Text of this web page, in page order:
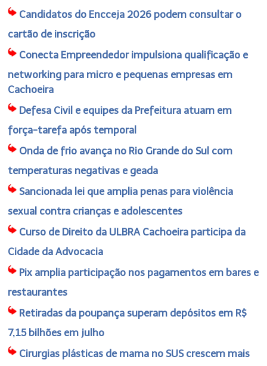
Candidatos do Encceja 2026 podem consultar o
cartão de inscrição
Conecta Empreendedor impulsiona qualificação e
networking para micro e pequenas empresas em
Cachoeira
Defesa Civil e equipes da Prefeitura atuam em
força-tarefa após temporal
Onda de frio avança no Rio Grande do Sul com
temperaturas negativas e geada
Sancionada lei que amplia penas para violência
sexual contra crianças e adolescentes
Curso de Direito da ULBRA Cachoeira participa da
Cidade da Advocacia
Pix amplia participação nos pagamentos em bares e
restaurantes
Retiradas da poupança superam depósitos em R$
7,15 bilhões em julho
Cirurgias plásticas de mama no SUS crescem mais